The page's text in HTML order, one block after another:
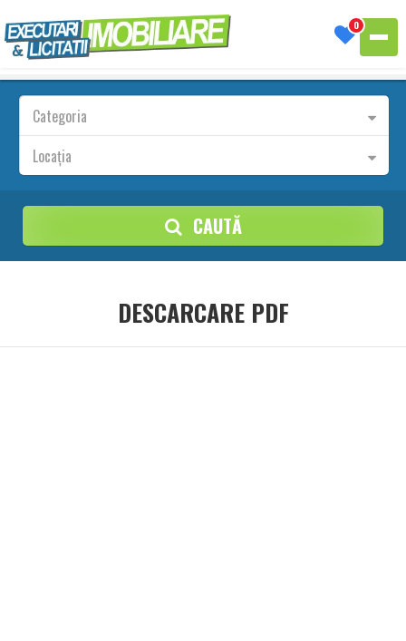
0
Categoria
Locația
CAUTĂ
DESCARCARE PDF